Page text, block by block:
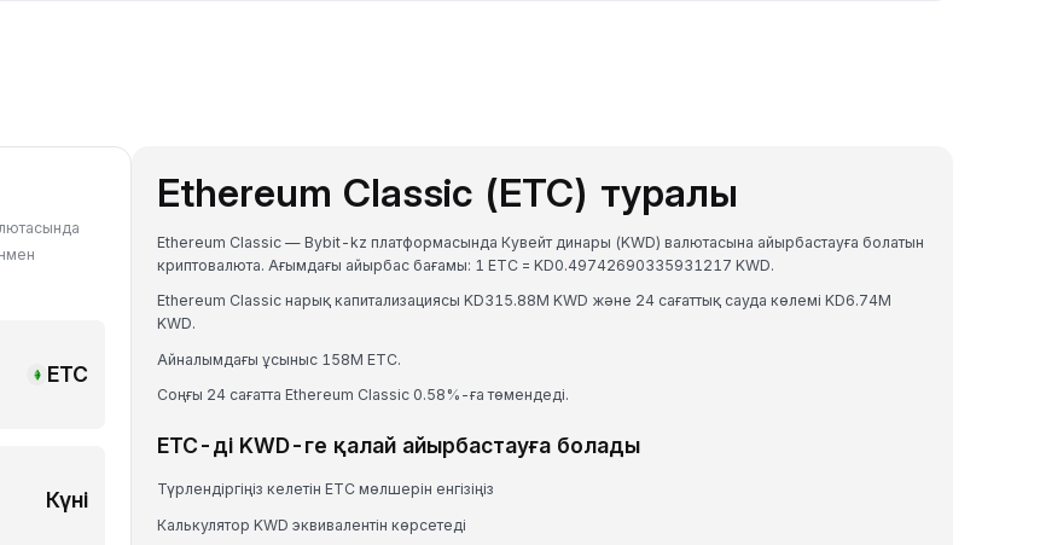
ETC
Күні
Ethereum Classic (ETC) туралы
Ethereum Classic — Bybit-kz платформасында Кувейт динары (KWD) валютасына айырбастауға болатын
криптовалюта. Ағымдағы айырбас бағамы: 1 ETC = KD0.49742690335931217 KWD.
Ethereum Classic нарық капитализациясы KD315.88M KWD және 24 сағаттық сауда көлемі KD6.74M
KWD.
Айналымдағы ұсыныс 158M ETC.
Соңғы 24 сағатта Ethereum Classic 0.58%-ға төмендеді.
ETC-ді KWD-ге қалай айырбастауға болады
Түрлендіргіңіз келетін ETC мөлшерін енгізіңіз
Калькулятор KWD эквивалентін көрсетеді